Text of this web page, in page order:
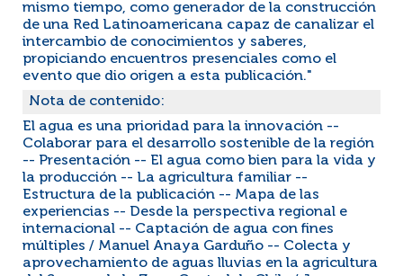
mismo tiempo, como generador de la construcción
de una Red Latinoamericana capaz de canalizar el
intercambio de conocimientos y saberes,
propiciando encuentros presenciales como el
evento que dio origen a esta publicación."
Nota de contenido:
El agua es una prioridad para la innovación --
Colaborar para el desarrollo sostenible de la región
-- Presentación -- El agua como bien para la vida y
la producción -- La agricultura familiar --
Estructura de la publicación -- Mapa de las
experiencias -- Desde la perspectiva regional e
internacional -- Captación de agua con fines
múltiples / Manuel Anaya Garduño -- Colecta y
aprovechamiento de aguas lluvias en la agricultura